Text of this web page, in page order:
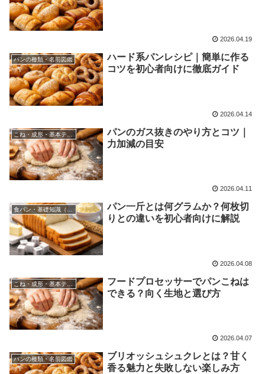
2026.04.19
パンの種類・名前図鑑
ハード系パンレシピ｜簡単に作る
コツを初心者向けに徹底ガイド
2026.04.14
パンのガス抜きのやり方とコツ｜
力加減の目安
2026.04.11
食パン・基礎知識（量・サイズ・カロリー）
パン一斤とは何グラムか？何枚切
りとの違いを初心者向けに解説
2026.04.08
フードプロセッサーでパンこねは
できる？向く生地と選び方
2026.04.07
パンの種類・名前図鑑
ブリオッシュシュクレとは？甘く
香る魅力と失敗しない楽しみ方